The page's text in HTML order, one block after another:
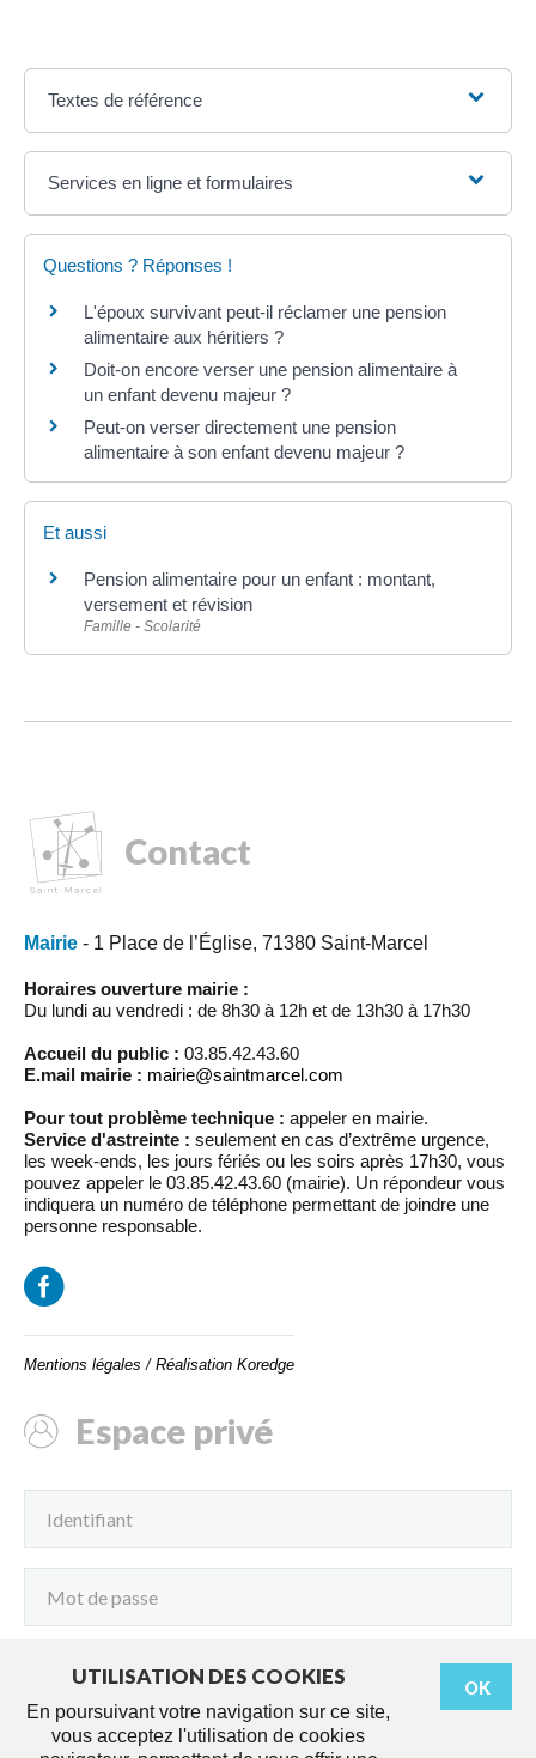
Textes de référence
Services en ligne et formulaires
Questions ? Réponses !
L'époux survivant peut-il réclamer une pension
alimentaire aux héritiers ?
Doit-on encore verser une pension alimentaire à
un enfant devenu majeur ?
Peut-on verser directement une pension
alimentaire à son enfant devenu majeur ?
Et aussi
Pension alimentaire pour un enfant : montant,
versement et révision
Famille - Scolarité
Contact
Mairie - 1 Place de l’Église, 71380 Saint-Marcel
Horaires ouverture mairie :
Du lundi au vendredi : de 8h30 à 12h et de 13h30 à 17h30
Accueil du public : 03.85.42.43.60
E.mail mairie : mairie@saintmarcel.com
Pour tout problème technique : appeler en mairie.
Service d'astreinte : seulement en cas d’extrême urgence,
les week-ends, les jours fériés ou les soirs après 17h30, vous
pouvez appeler le 03.85.42.43.60 (mairie). Un répondeur vous
indiquera un numéro de téléphone permettant de joindre une
personne responsable.
Mentions légales / Réalisation Koredge
Espace privé
OK
UTILISATION DES COOKIES
En poursuivant votre navigation sur ce site,
vous acceptez l'utilisation de cookies